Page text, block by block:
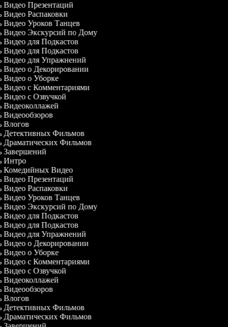
Видео Презентаций
Видео Распаковки
Видео Уроков Танцев
Видео Экскурсий по Дому
Видео для Подкастов
Видео для Подкастов
Видео для Упражнений
Видео о Декорировании
Видео о Уборке
Видео с Комментариями
Видео с Озвучкой
Видеоколлажей
Видеообзоров
Влогов
Детективных Фильмов
Драматических Фильмов
Завершений
Интро
Комедийных Видео
Видео Презентаций
Видео Распаковки
Видео Уроков Танцев
Видео Экскурсий по Дому
Видео для Подкастов
Видео для Подкастов
Видео для Упражнений
Видео о Декорировании
Видео о Уборке
Видео с Комментариями
Видео с Озвучкой
Видеоколлажей
Видеообзоров
Влогов
Детективных Фильмов
Драматических Фильмов